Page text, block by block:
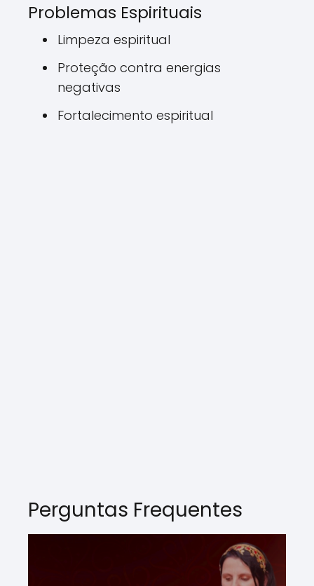
Problemas Espirituais
Limpeza espiritual
Proteção contra energias
negativas
Fortalecimento espiritual
Perguntas Frequentes